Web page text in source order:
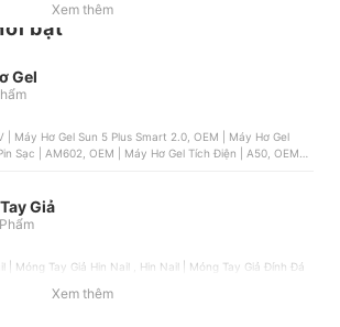
Xem thêm
bật
Gel
| Máy Hơ Gel Sun 5 Plus Smart 2.0, OEM | Máy Hơ Gel
Sạc | AM602, OEM | Máy Hơ Gel Tích Điện | A50, OEM |
Giả
Đá
Tay Giả Viền Trắng Hoa, YADORNOS | Set 24 Móng Tay Giả
Xem thêm